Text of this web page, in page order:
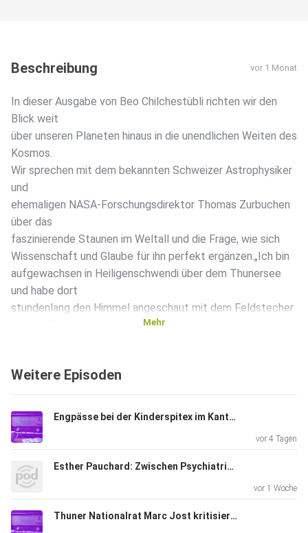
Beschreibung vor 1 Monat
In dieser Ausgabe von Beo Chilchestübli richten wir den
Blick weit
über unseren Planeten hinaus in die unendlichen Weiten des
Kosmos.
Wir sprechen mit dem bekannten Schweizer Astrophysiker
und
ehemaligen NASA-Forschungsdirektor Thomas Zurbuchen
über das
faszinierende Staunen im Weltall und die Frage, wie sich
Wissenschaft und Glaube für ihn perfekt ergänzen.„Ich bin
aufgewachsen in Heiligenschwendi über dem Thunersee
und habe dort
stundenlang den Himmel angeschaut mit dem Feldstecher
Astrophysiker und ehemaliger NASA-Forschungsdirektor
Mehr
Weitere Episoden
Engpässe bei der Kinderspitex im Kanton Bern
vor 4 Tagen
Esther Pauchard: Zwischen Psychiatrie und Kriminalroman
vor 1 Woche
Thuner Nationalrat Marc Jost kritisiert Kürzung der Friedensförderung zu Gunsten der Armee